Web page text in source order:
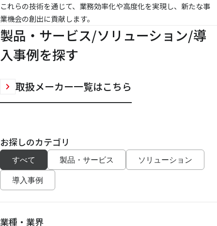
これらの技術を通じて、業務効率化や高度化を実現し、新たな事
業機会の創出に貢献します。
製品・サービス/ソリューション/導
入事例を探す
取扱メーカー一覧はこちら
お探しのカテゴリ
すべて 製品・サービス ソリューション
導入事例
業種・業界